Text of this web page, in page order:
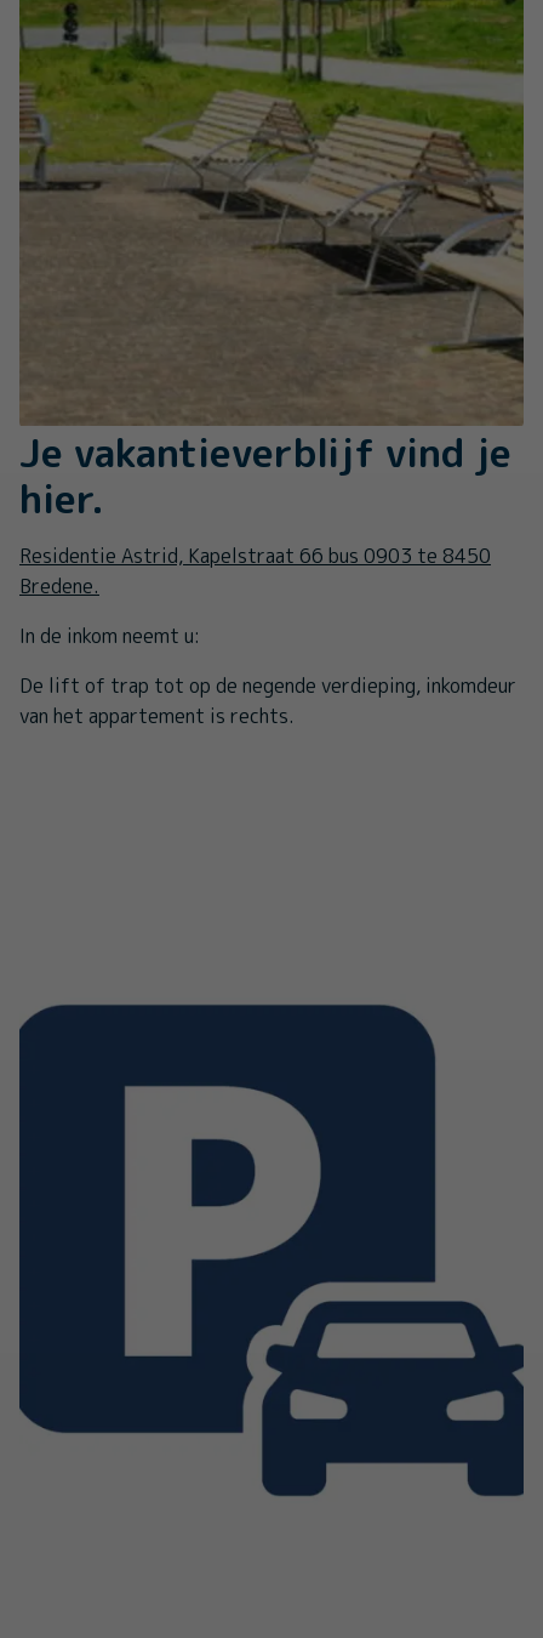
Je vakantieverblijf vind je
hier.
Residentie Astrid, Kapelstraat 66 bus 0903 te 8450
Bredene.
In de inkom neemt u:
De lift of trap tot op de negende verdieping, inkomdeur
van het appartement is rechts.